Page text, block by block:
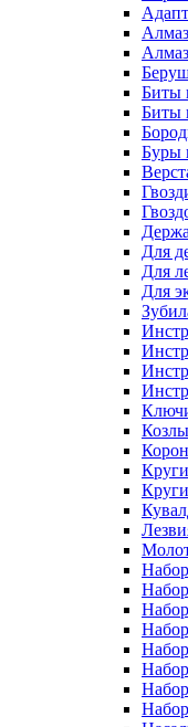
Биты
Биты
Буры
Для
Для
Для